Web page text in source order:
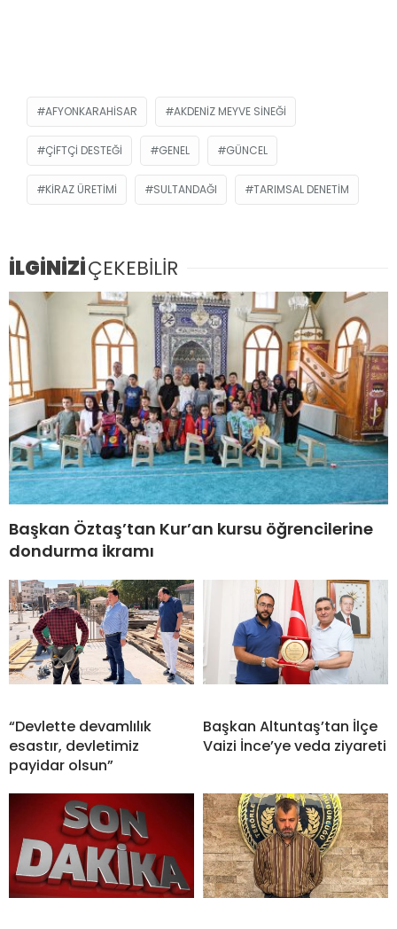
AFYONKARAHISAR AKDENIZ MEYVE SINEĞI
ÇIFTÇI DESTEĞI GENEL GÜNCEL
KIRAZ ÜRETIMI SULTANDAĞI TARIMSAL DENETIM
İLGİNİZİÇEKEBİLİR
Başkan Öztaş’tan Kur’an kursu öğrencilerine
dondurma ikramı
“Devlette devamlılık
esastır, devletimiz
payidar olsun”
Başkan Altuntaş’tan İlçe
Vaizi İnce’ye veda ziyareti